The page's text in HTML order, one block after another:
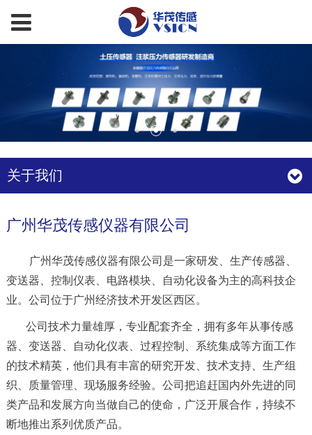
关于我们
广州华茂传感仪器有限公司
广州华茂传感仪器有限公司是一家研发、生产传感器、
变送器、控制仪表、电路模块、自动化设备为主的高科技企
业。公司位于广州经济技术开发区西区。
公司技术力量雄厚，专业配套齐全，拥有多年从事传感
器、变送器、自动化仪表、过程控制、系统集成等方面工作
的技术精英，他们具有丰富的研究开发、技术支持、生产组
织、质量管理、现场服务经验。公司把追赶国内外先进的同
类产品和发展方向当做自己的使命，广泛开展合作，持续不
断地推出系列优质产品。